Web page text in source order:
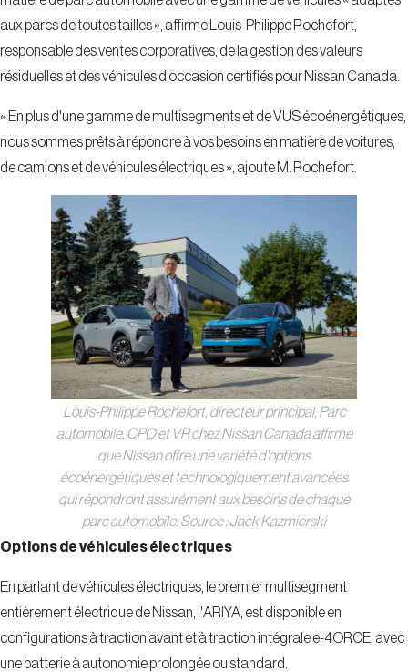
aux parcs de toutes tailles », affirme Louis-Philippe Rochefort,
responsable des ventes corporatives, de la gestion des valeurs
résiduelles et des véhicules d’occasion certifiés pour Nissan Canada.
« En plus d'une gamme de multisegments et de VUS écoénergétiques,
nous sommes prêts à répondre à vos besoins en matière de voitures,
de camions et de véhicules électriques », ajoute M. Rochefort.
Louis-Philippe Rochefort, directeur principal, Parc
automobile, CPO et VR chez Nissan Canada affirme
que Nissan offre une variété d'options
écoénergétiques et technologiquement avancées
qui répondront assurément aux besoins de chaque
parc automobile. Source : Jack Kazmierski
Options de véhicules électriques
En parlant de véhicules électriques, le premier multisegment
entièrement électrique de Nissan, l'ARIYA, est disponible en
configurations à traction avant et à traction intégrale e-4ORCE, avec
une batterie à autonomie prolongée ou standard.